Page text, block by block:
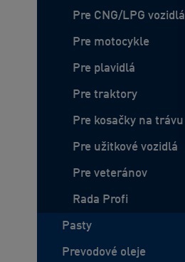
Pre CNG/LPG vozidlá
Pre motocykle
Pre plavidlá
Pre traktory
Pre kosačky na trávu
Pre užitkové vozidlá
Pre veteránov
Rada Profi
Pasty
Prevodové oleje